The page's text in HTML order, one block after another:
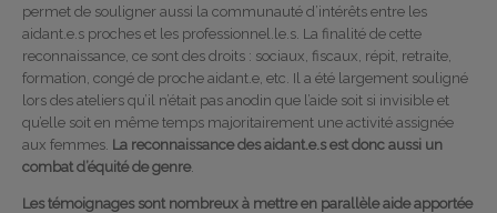
permet de souligner aussi la communauté d’intérêts entre les
aidant.e.s proches et les professionnel.le.s. La finalité de cette
reconnaissance, ce sont des droits : sociaux, fiscaux, répit, retraite,
formation, congé de proche aidant.e, etc. Il a été largement souligné
lors des ateliers qu’il n’était pas anodin que l’aide soit si invisible et
qu’elle soit en même temps majoritairement une activité assignée
aux femmes. La reconnaissance des aidant.e.s est donc aussi un
combat d’équité de genre.
Les témoignages sont nombreux à mettre en parallèle aide apportée